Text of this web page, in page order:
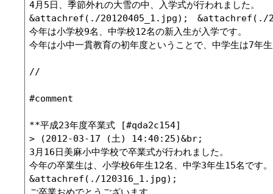
4月5日、季節外れの大雪の中、入学式が行われました。
&attachref(./20120405_1.jpg);　&attachref(./
今年は小学校9名、中学校12名の新入生が入学です。
今年は小中一貫教育の初年度ということで、中学生は7年
//
#comment
**平成23年度卒業式 [#qda2c154]
> (2012-03-17 (土) 14:40:25)&br;
3月16日美麻小中学校で卒業式が行われました。
今年の卒業生は、小学校6年生12名、中学3年生15名です。
&attachref(./120316_1.jpg);